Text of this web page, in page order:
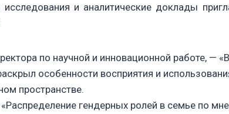
и аналитические доклады
по научной и инновационной работе, —
особенности восприятия и
пространстве.
гендерных ролей в семье по